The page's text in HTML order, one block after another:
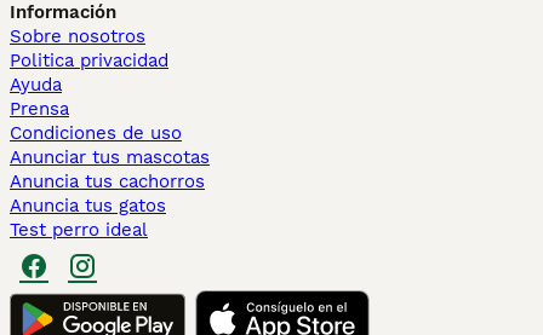
Información
Sobre nosotros
Politica privacidad
Ayuda
Prensa
Condiciones de uso
Anunciar tus mascotas
Anuncia tus cachorros
Anuncia tus gatos
Test perro ideal